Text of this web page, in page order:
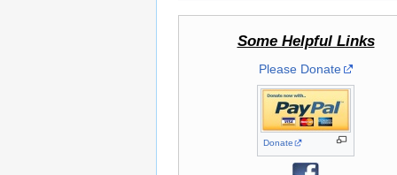
Some Helpful Links
Please Donate
Donate